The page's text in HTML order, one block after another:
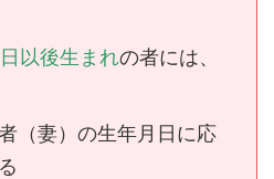
以後生まれの者には、
（妻）の生年月日に応